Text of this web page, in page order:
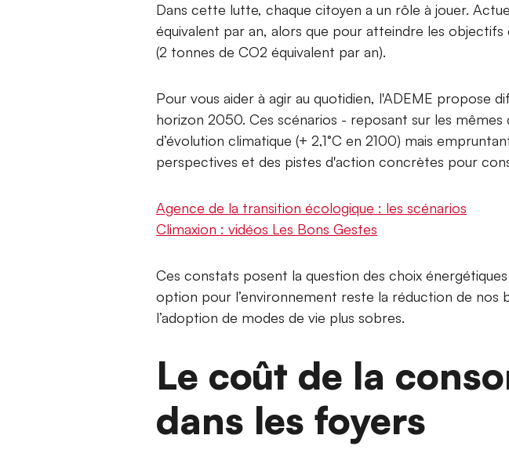
Dans cette lutte, chaque citoyen a un rôle à jouer.
équivalent par an, alors que pour atteindre les
(2 tonnes de CO2 équivalent par an).
Pour vous aider à agir au quotidien, l'ADEME propose
horizon 2050. Ces scénarios - reposant sur les
d’évolution climatique (+ 2,1°C en 2100) mais
perspectives et des pistes d'action concrètes pour
Agence de la transition écologique : les scénarios
Climaxion : vidéos Les Bons Gestes
Ces constats posent la question des choix
option pour l’environnement reste la réduction de nos
l’adoption de modes de vie plus sobres.
Le coût de la
dans les foyers